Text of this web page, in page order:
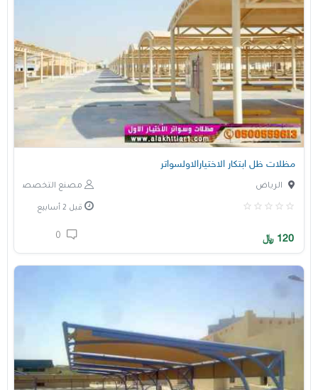
مظلات ظل ابتكار الاختيارالاولسواتر
مصنع التخصصي الرياض
قبل 2 أسابيع
120 ﷼